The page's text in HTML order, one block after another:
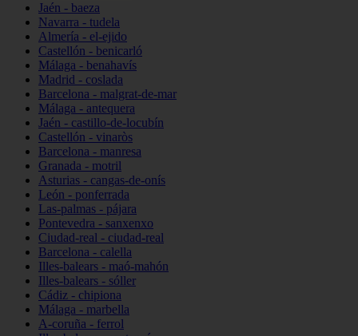
Jaén - baeza
Navarra - tudela
Almería - el-ejido
Castellón - benicarló
Málaga - benahavís
Madrid - coslada
Barcelona - malgrat-de-mar
Málaga - antequera
Jaén - castillo-de-locubín
Castellón - vinaròs
Barcelona - manresa
Granada - motril
Asturias - cangas-de-onís
León - ponferrada
Las-palmas - pájara
Pontevedra - sanxenxo
Ciudad-real - ciudad-real
Barcelona - calella
Illes-balears - maó-mahón
Illes-balears - sóller
Cádiz - chipiona
Málaga - marbella
A-coruña - ferrol